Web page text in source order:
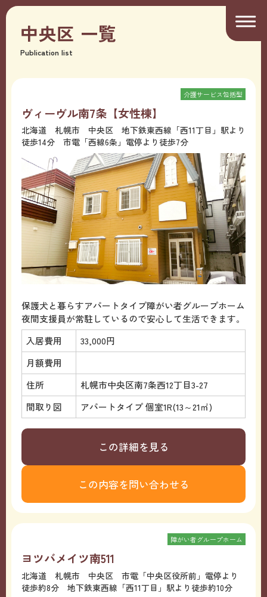
中央区 一覧
Publication list
ヴィーヴル南7条【女性棟】
介護サービス包括型
北海道 札幌市 中央区 地下鉄東西線「西11丁目」駅より
徒歩14分 市電「西線6条」電停より徒歩7分
保護犬と暮らすアパートタイプ障がい者グループホーム
夜間支援員が常駐しているので安心して生活できます。
入居費用
33,000円
月額費用
住所
札幌市中央区南7条西12丁目3-27
間取り図
アパートタイプ 個室1R(13～21㎡)
この詳細を見る
この内容を問い合わせる
ヨツバメイツ南511
障がい者グループホーム
北海道 札幌市 中央区 市電「中央区役所前」電停より
徒歩約8分 地下鉄東西線「西11丁目」駅より徒歩約10分